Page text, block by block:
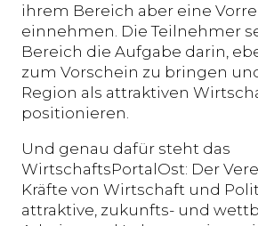
ihrem Bereich aber eine
einnehmen. Die Teilnehmer
Bereich die Aufgabe darin,
zum Vorschein zu bringen
Region als attraktiven
positionieren.
Und genau dafür steht das
WirtschaftsPortalOst: Der
Kräfte von Wirtschaft und
attraktive, zukunfts- und